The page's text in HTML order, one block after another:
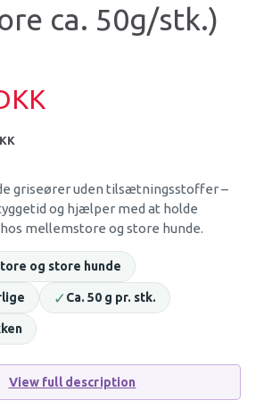
ca. 50g/stk.)
griseører uden tilsætningsstoffer –
og hjælper med at holde
mellemstore og store hunde.
og store hunde
✓Ca. 50 g pr. stk.
View full description